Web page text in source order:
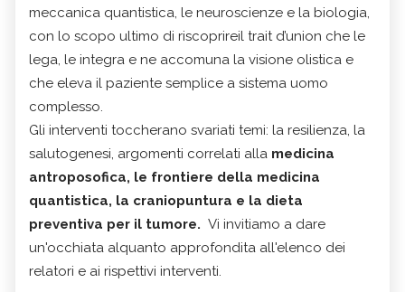
meccanica quantistica, le neuroscienze e la biologia,
con lo scopo ultimo di riscoprireil trait d’union che le
lega, le integra e ne accomuna la visione olistica e
che eleva il paziente semplice a sistema uomo
complesso.
Gli interventi toccherano svariati temi: la resilienza, la
salutogenesi, argomenti correlati alla medicina
antroposofica, le frontiere della medicina
quantistica, la craniopuntura e la dieta
preventiva per il tumore. Vi invitiamo a dare
un'occhiata alquanto approfondita all'elenco dei
relatori e ai rispettivi interventi.